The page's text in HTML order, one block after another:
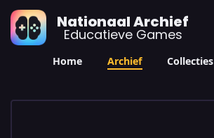
Nationaal Archief
Educatieve Games
Home Archief Collecties